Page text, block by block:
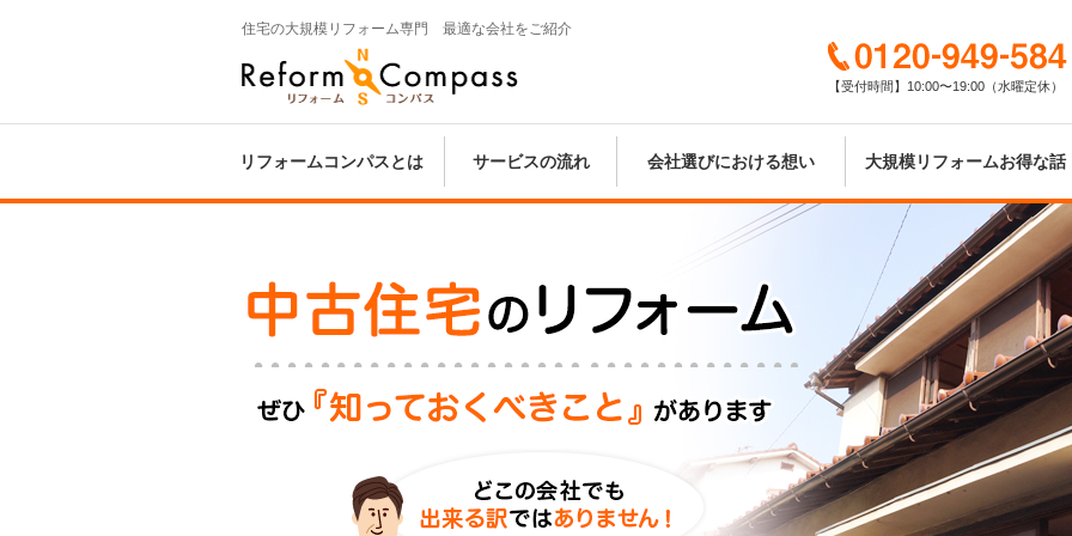
住宅の大規模リフォーム専門 最適な会社をご紹介
0120-949-584
【受付時間】10:00〜19:00（水曜定休）
リフォームコンパスとは サービスの流れ 会社選びにおける想い 大規模リフォームお得な話